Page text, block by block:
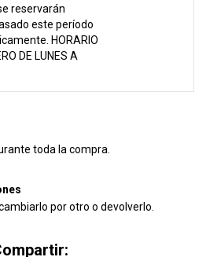
reservarán
este período
HORARIO
DE LUNES A
toda la compra.
por otro o devolverlo.